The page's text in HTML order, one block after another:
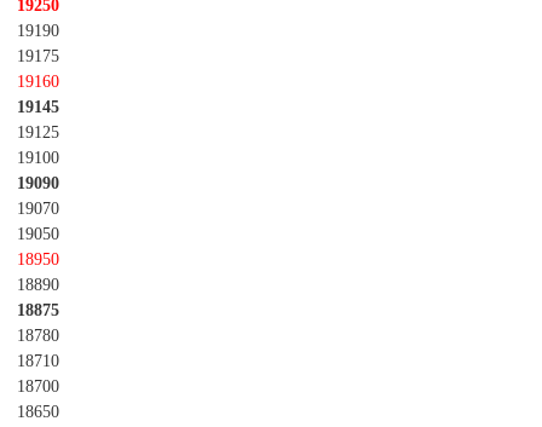
19250
19190
19175
19160
19145
19125
19100
19090
19070
19050
18950
18890
18875
18780
18710
18700
18650